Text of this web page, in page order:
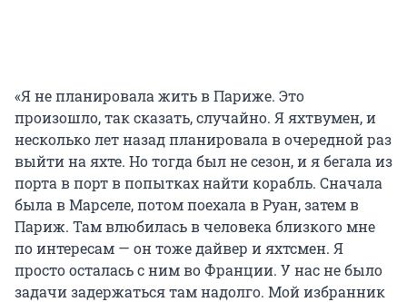
«Я не планировала жить в Париже. Это
произошло, так сказать, случайно. Я яхтвумен, и
несколько лет назад планировала в очередной раз
выйти на яхте. Но тогда был не сезон, и я бегала из
порта в порт в попытках найти корабль. Сначала
была в Марселе, потом поехала в Руан, затем в
Париж. Там влюбилась в человека близкого мне
по интересам — он тоже дайвер и яхтсмен. Я
просто осталась с ним во Франции. У нас не было
задачи задержаться там надолго. Мой избранник